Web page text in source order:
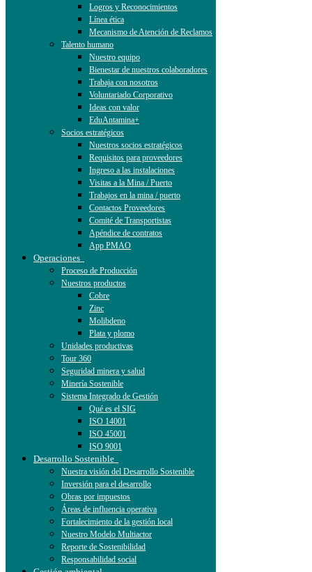
Logros y Reconocimientos
Línea ética
Mecanismo de Atención de Reclamos
Talento humano
Nuestro equipo
Bienestar de nuestros colaboradores
Trabaja con nosotros
Voluntariado Corporativo
Ideas con valor
EduAntamina+
Socios estratégicos
Nuestros socios estratégicos
Requisitos para proveedores
Ingreso a las instalaciones
Visitas a la Mina / Puerto
Trabajos en la mina / puerto
Contactos Proveedores
Comité de Transportistas
Apéndice de contratos
App PMAO
Operaciones
Proceso de Producción
Nuestros productos
Cobre
Zinc
Molibdeno
Plata y plomo
Unidades productivas
Tour 360
Seguridad minera y salud
Minería Sostenible
Sistema Integrado de Gestión
Qué es el SIG
ISO 14001
ISO 45001
ISO 9001
Desarrollo Sostenible
Nuestra visión del Desarrollo Sostenible
Inversión para el desarrollo
Obras por impuestos
Áreas de influencia operativa
Fortalecimiento de la gestión local
Nuestro Modelo Multiactor
Reporte de Sostenibilidad
Responsabilidad social